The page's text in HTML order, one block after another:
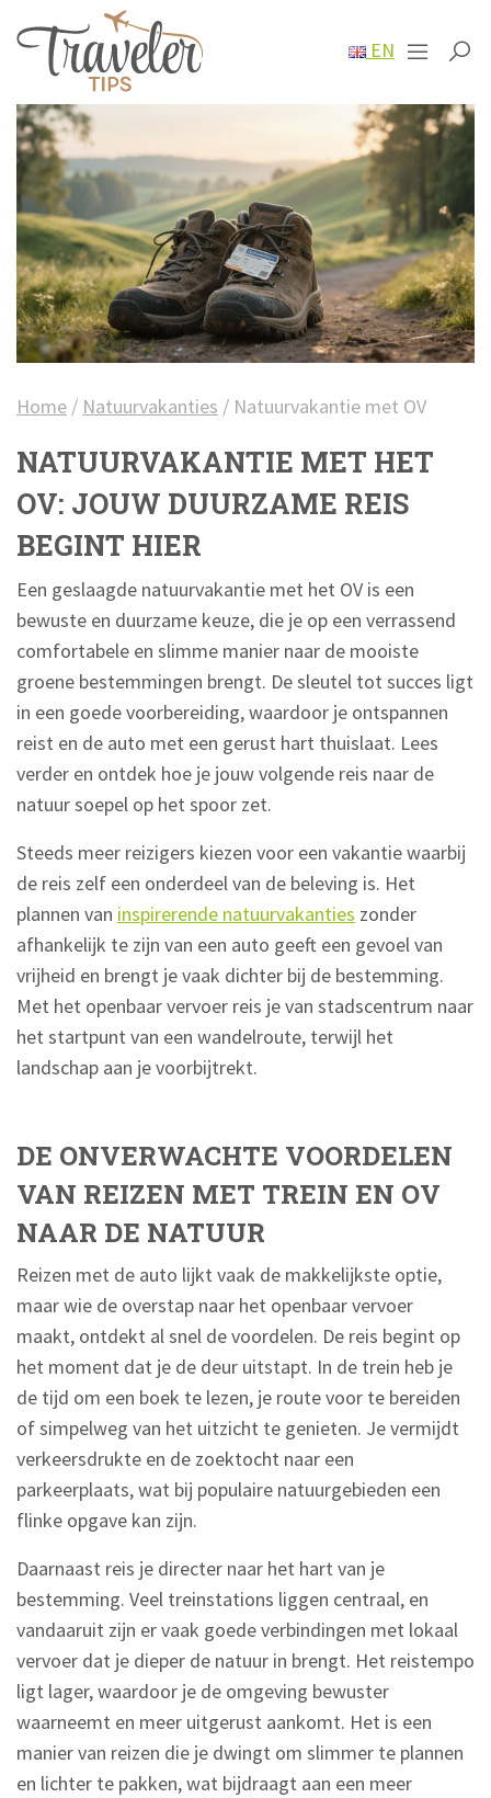
EN
Home / Natuurvakanties / Natuurvakantie met OV
NATUURVAKANTIE MET HET
OV: JOUW DUURZAME REIS
BEGINT HIER
Een geslaagde natuurvakantie met het OV is een
bewuste en duurzame keuze, die je op een verrassend
comfortabele en slimme manier naar de mooiste
groene bestemmingen brengt. De sleutel tot succes ligt
in een goede voorbereiding, waardoor je ontspannen
reist en de auto met een gerust hart thuislaat. Lees
verder en ontdek hoe je jouw volgende reis naar de
natuur soepel op het spoor zet.
Steeds meer reizigers kiezen voor een vakantie waarbij
de reis zelf een onderdeel van de beleving is. Het
plannen van inspirerende natuurvakanties zonder
afhankelijk te zijn van een auto geeft een gevoel van
vrijheid en brengt je vaak dichter bij de bestemming.
Met het openbaar vervoer reis je van stadscentrum naar
het startpunt van een wandelroute, terwijl het
landschap aan je voorbijtrekt.
DE ONVERWACHTE VOORDELEN
VAN REIZEN MET TREIN EN OV
NAAR DE NATUUR
Reizen met de auto lijkt vaak de makkelijkste optie,
maar wie de overstap naar het openbaar vervoer
maakt, ontdekt al snel de voordelen. De reis begint op
het moment dat je de deur uitstapt. In de trein heb je
de tijd om een boek te lezen, je route voor te bereiden
of simpelweg van het uitzicht te genieten. Je vermijdt
verkeersdrukte en de zoektocht naar een
parkeerplaats, wat bij populaire natuurgebieden een
flinke opgave kan zijn.
Daarnaast reis je directer naar het hart van je
bestemming. Veel treinstations liggen centraal, en
vandaaruit zijn er vaak goede verbindingen met lokaal
vervoer dat je dieper de natuur in brengt. Het reistempo
ligt lager, waardoor je de omgeving bewuster
waarneemt en meer uitgerust aankomt. Het is een
manier van reizen die je dwingt om slimmer te plannen
en lichter te pakken, wat bijdraagt aan een meer